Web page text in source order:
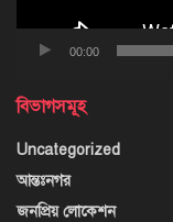
00:00
বিভাগসমূহ
Uncategorized
আন্তঃনগর
জনপ্রিয় লোকেশন